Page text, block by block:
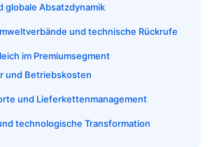
globale Absatzdynamik
und technische Rückrufe
im Premiumsegment
und Betriebskosten
und Lieferkettenmanagement
technologische Transformation